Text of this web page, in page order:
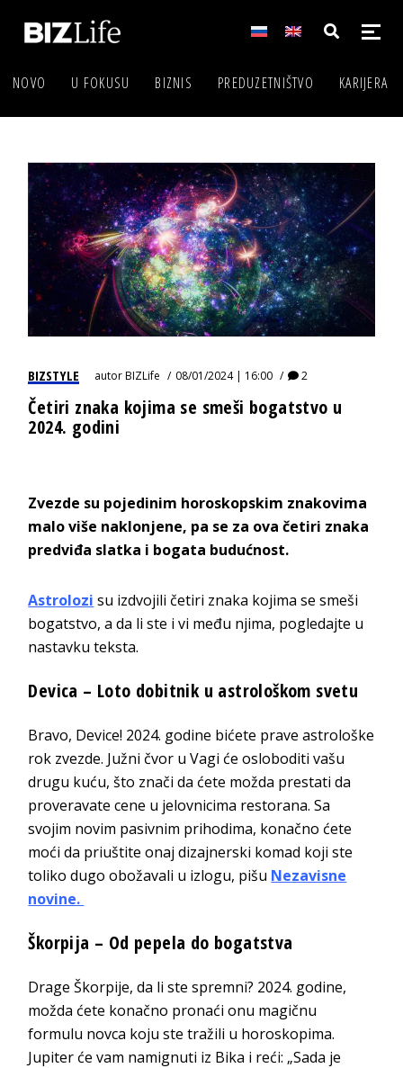
NOVO U FOKUSU BIZNIS PREDUZETNIŠTVO KARIJERA
BIZSTYLE autorBIZLife 08/01/2024 | 16:00 2
Četiri znaka kojima se smeši bogatstvo u
2024. godini
Zvezde su pojedinim horoskopskim znakovima
malo više naklonjene, pa se za ova četiri znaka
predviđa slatka i bogata budućnost.
Astrolozi su izdvojili četiri znaka kojima se smeši
bogatstvo, a da li ste i vi među njima, pogledajte u
nastavku teksta.
Devica – Loto dobitnik u astrološkom svetu
Bravo, Device! 2024. godine bićete prave astrološke
rok zvezde. Južni čvor u Vagi će osloboditi vašu
drugu kuću, što znači da ćete možda prestati da
proveravate cene u jelovnicima restorana. Sa
svojim novim pasivnim prihodima, konačno ćete
moći da priuštite onaj dizajnerski komad koji ste
toliko dugo obožavali u izlogu, pišu Nezavisne
novine.
Škorpija – Od pepela do bogatstva
Drage Škorpije, da li ste spremni? 2024. godine,
možda ćete konačno pronaći onu magičnu
formulu novca koju ste tražili u horoskopima.
Jupiter će vam namignuti iz Bika i reći: „Sada je